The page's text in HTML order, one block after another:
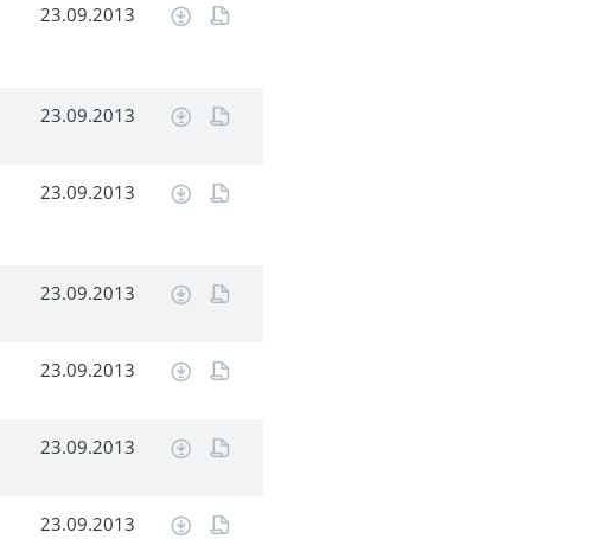
23.09.2013
23.09.2013
23.09.2013
23.09.2013
23.09.2013
23.09.2013
23.09.2013